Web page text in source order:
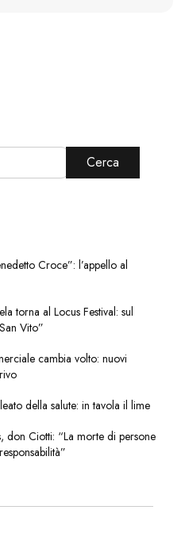
Cerca
Croce”: l’appello al
torna al Locus Festival: sul
Vito”
cambia volto: nuovi
della salute: in tavola il lime
don Ciotti: “La morte di persone